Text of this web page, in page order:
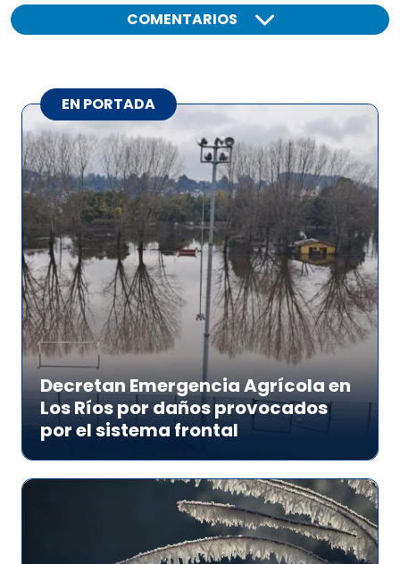
COMENTARIOS
EN PORTADA
Decretan Emergencia Agrícola en
Los Ríos por daños provocados
por el sistema frontal